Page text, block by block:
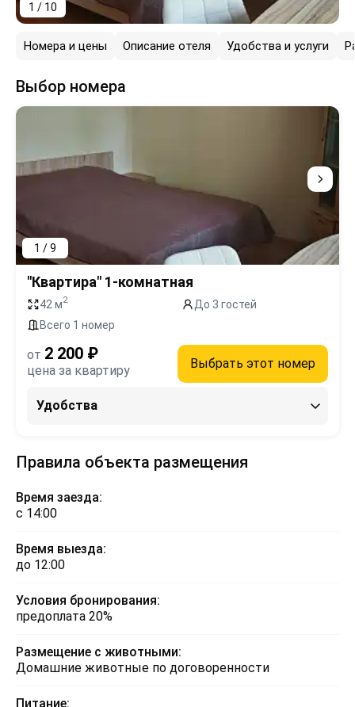
1 / 10
Номера и цены Описание отеля Удобства и услуги
Выбор номера
1 / 9
"Квартира" 1-комнатная
42 м2
До 3 гостей
Всего 1 номер
от 2 200 ₽
цена за квартиру Выбрать этот номер
Удобства
Правила объекта размещения
Время заезда:
с 14:00
Время выезда:
до 12:00
Условия бронирования:
предоплата 20%
Размещение с животными:
Домашние животные по договоренности
Питание: